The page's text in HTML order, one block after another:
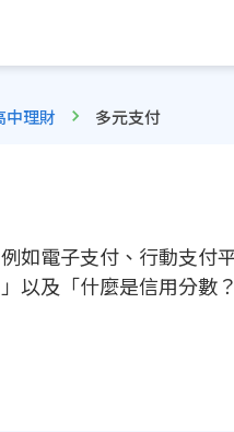
中理財 多元支付
如電子支付、行動支付
以及「什麼是信用分數